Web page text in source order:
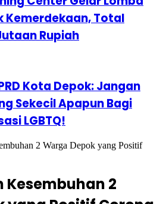
Kemerdekaan, Total
Rupiah
Kota Depok: Jangan
Sekecil Apapun Bagi
LGBTQ!
2 Warga Depok yang Positif
Kesembuhan 2